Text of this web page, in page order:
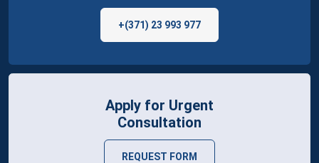
+(371) 23 993 977
Apply for Urgent
Consultation
REQUEST FORM